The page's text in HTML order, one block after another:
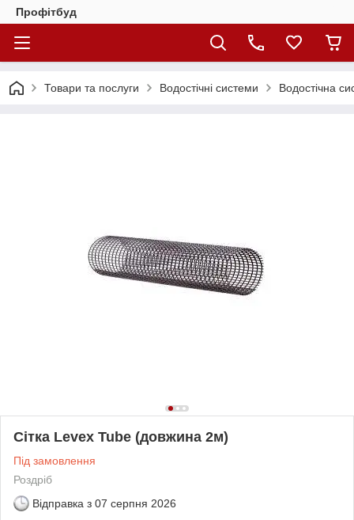
Профітбуд
Товари та послуги Водостічні системи Водостічна
Сітка Levex Tube (довжина 2м)
Під замовлення
Роздріб
Відправка з 07 серпня 2026